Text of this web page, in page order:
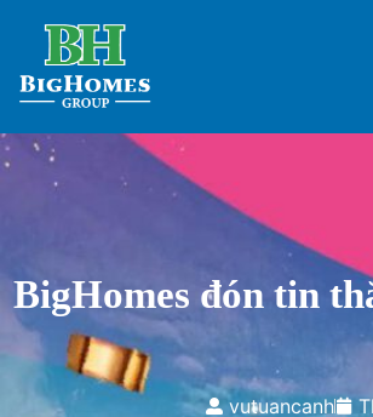
BigHomes đón tin
vutuancanh